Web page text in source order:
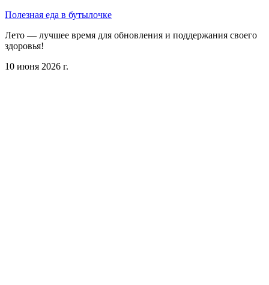
Полезная еда в бутылочке
Лето — лучшее время для обновления и поддержания своего
здоровья!
10 июня 2026 г.